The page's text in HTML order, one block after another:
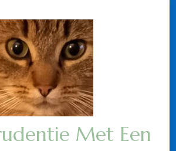
Met Een